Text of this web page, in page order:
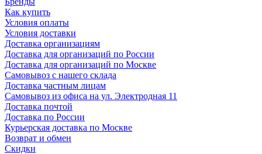
Как купить
Условия оплаты
Условия доставки
Доставка организациям
Доставка для организаций по России
Доставка для организаций по Москве
Самовывоз с нашего склада
Доставка частным лицам
Самовывоз из офиса на ул. Электродная 11
Доставка почтой
Доставка по России
Курьерская доставка по Москве
Возврат и обмен
Скидки